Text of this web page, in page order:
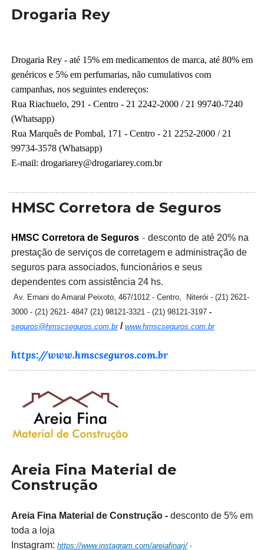
Drogaria Rey
Drogaria Rey - até 15% em medicamentos de marca, até 80% em
genéricos e 5% em perfumarias, não cumulativos com
campanhas, nos seguintes endereços:
Rua Riachuelo, 291 - Centro - 21 2242-2000 / 21 99740-7240
(Whatsapp)
Rua Marquês de Pombal, 171 - Centro - 21 2252-2000 / 21
99734-3578 (Whatsapp)
E-mail: drogariarey@drogariarey.com.br
HMSC Corretora de Seguros
HMSC Corretora de Seguros - desconto de até 20% na
prestação de serviços de corretagem e administração de
seguros para associados, funcionários e seus
dependentes com assistência 24 hs.
Av. Ernani do Amaral Peixoto, 467/1012 - Centro, Niterói - (21) 2621-
3000 - (21) 2621- 4847 (21) 98121-3321 - (21) 98121-3197 -
seguros@hmscseguros.com.br/ www.hmscseguros.com.br
https://www.hmscseguros.com.br
Areia Fina Material de
Construção
Areia Fina Material de Construção - desconto de 5% em
toda a loja
Instagram: https://www.instagram.com/areiafinarj/-